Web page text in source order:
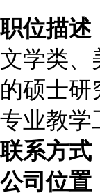
职位描述
文学类、
的硕士研
专业教学
联系方式
公司位置